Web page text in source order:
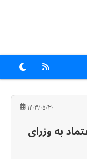
۱۴۰۳/۰۵/۳۰
به وزرای